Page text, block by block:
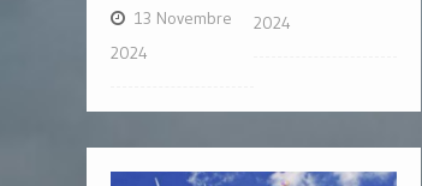
13 Novembre
2024
2024